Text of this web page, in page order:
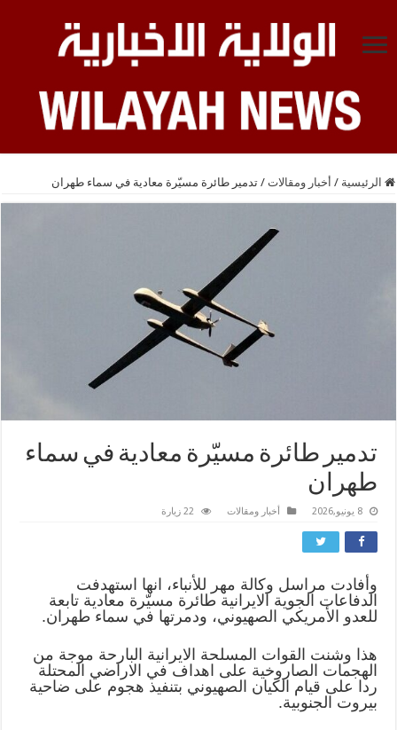
الرئيسية / أخبار ومقالات / تدمير طائرة مسيّرة معادية في سماء طهران
تدمير طائرة مسيّرة معادية في سماء
طهران
8 يونيو,2026 أخبار ومقالات 22 زيارة
وأفادت مراسل وكالة مهر للأنباء، انها استهدفت
الدفاعات الجوية الايرانية طائرة مسيّرة معادية تابعة
للعدو الأمريكي الصهيوني، ودمرتها في سماء طهران.
هذا وشنت القوات المسلحة الايرانية البارحة موجة من
الهجمات الصاروخية على اهداف في الاراضي المحتلة
ردا على قيام الكيان الصهيوني بتنفيذ هجوم على ضاحية
بيروت الجنوبية.